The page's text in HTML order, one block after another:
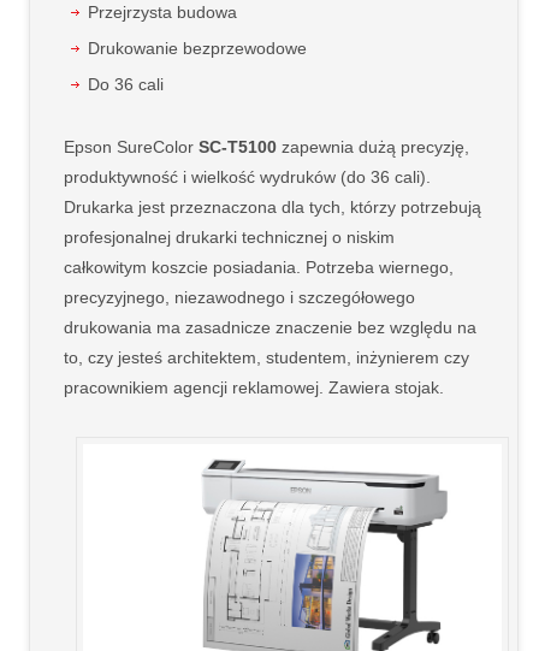
Przejrzysta budowa
Drukowanie bezprzewodowe
Do 36 cali
Epson SureColorSC-T5100zapewnia dużą precyzję,
produktywność i wielkość wydruków (do 36 cali).
Drukarka jest przeznaczona dla tych, którzy potrzebują
profesjonalnej drukarki technicznej o niskim
całkowitym koszcie posiadania. Potrzeba wiernego,
precyzyjnego, niezawodnego i szczegółowego
drukowania ma zasadnicze znaczenie bez względu na
to, czy jesteś architektem, studentem, inżynierem czy
pracownikiem agencji reklamowej. Zawiera stojak.